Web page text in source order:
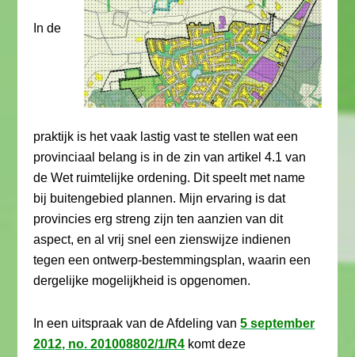
In de
praktijk is het vaak lastig vast te stellen wat een
provinciaal belang is in de zin van artikel 4.1 van
de Wet ruimtelijke ordening. Dit speelt met name
bij buitengebied plannen. Mijn ervaring is dat
provincies erg streng zijn ten aanzien van dit
aspect, en al vrij snel een zienswijze indienen
tegen een ontwerp-bestemmingsplan, waarin een
dergelijke mogelijkheid is opgenomen.
In een uitspraak van de Afdeling van5 september
2012, no. 201008802/1/R4 komt deze